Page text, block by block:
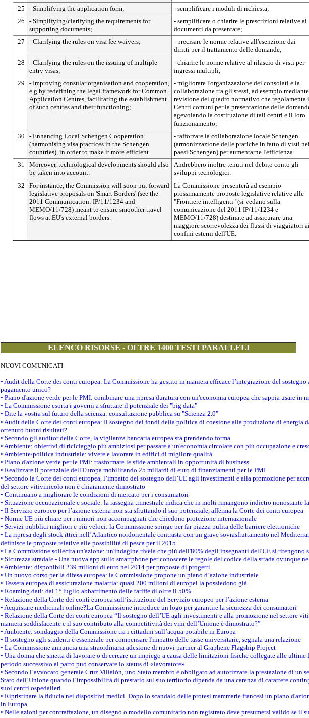
25
- Simplifying the application form;
- semplificare i moduli di richiesta;
26
- Simplifying/clarifying the requirements for
supporting documents;
- semplificare o chiarire le prescrizioni relative ai
documenti da presentare;
27
- Clarifying the rules on visa fee waivers;
- precisare le norme relative all'esenzione dai
diritti per il trattamento delle domande;
28
- Clarifying the rules on the issuing of multiple
entry visas;
- chiarire le norme relative al rilascio di visti per
ingressi multipli;
29
- Improving consular organisation and cooperation,
e.g.by redefining the legal framework for Common
Application Centres, facilitating the establishment
of such centres and their functioning;
- migliorare l'organizzazione dei consolati e la
collaborazione tra gli stessi, ad esempio mediante
revisione del quadro normativo che regolamenta i
Centri comuni per la presentazione delle
agevolando la costituzione di tali centri e il loro
funzionamento;
30
- Enhancing Local Schengen Cooperation
(harmonising visa practices in the Schengen
countries), in order to make it more efficient.
- rafforzare la collaborazione locale Schengen
(armonizzazione delle pratiche in fatto di visti
paesi Schengen) per aumentarne l'efficienza.
31
Moreover, technological developments should also
be taken into account.
Andrebbero inoltre tenuti nel debito conto gli
sviluppi tecnologici.
32
For instance, the Commission will soon put forward
legislative proposals on 'Smart Borders' (see the
2011 Communication: IP/11/1234 and
MEMO/11/728) meant to ensure smoother travel
flows at EU's external borders.
La Commissione presenterà ad esempio
prossimamente proposte legislative relative alle
"Frontiere intelligenti" (si vedano sulla
comunicazione del 2011 IP/11/1234 e
MEMO/11/728) destinate ad assicurare una
maggiore scorrevolezza dei flussi di viaggiatori
confini esterni dell'UE.
ELENCO RISORSE - OLTRE 1400 TESTI PARALLELI
NUOVI COMUNICATI
• Audit della Corte dei conti europea: La Commissione ha gestito in maniera efficace l’integrazione del
pagamento unico?
• Piano d'azione verde per le PMI: combinare una ripresa duratura con un'economia europea che sappia usare in
• La Commissione esorta i governi a sfruttare il potenziale dei "big data"
• Dite la vostra sul futuro della scienza: consultazione pubblica su "Scienza 2.0"
• Audit della Corte dei conti europea: Il sostegno dei fondi della politica di coesione alla produzione di energia
ottenuto buoni risultati?
• Secondo gli auditor della Corte, la vigilanza bancaria europea sta prendendo forma
• Ambiente: obiettivi di riciclaggio più ambiziosi per passare a un'economia circolare con più occupazione e
• Ambiente/politica industriale: vivere e lavorare in edifici di migliore qualità
• Piano d'azione verde per le PMI: trasformare le sfide ambientali in opportunità di business
• Realizzare il potenziale dell'Europa mobilitando 25 miliardi di euro di finanziamenti per le PMI
• Secondo la Corte dei conti europea, l’impatto del sostegno dell’UE agli investimenti e alla promozione per
del settore vitivinicolo non è chiaramente dimostrato
• Continuano a migliorare le condizioni di mercato per i consumatori
• Situazione occupazionale e sociale: la rassegna trimestrale indica che in molti rimangono indietro nonostante
• Il Servizio europeo per l’azione esterna non sta sfruttando il suo potenziale, afferma la Corte dei conti europea
• Norme UE più chiare per i minori non accompagnati che chiedono protezione internazionale
• Servizi pubblici migliori e più veloci: la Commissione spinge per far piazza pulita delle barriere elettroniche
• La ripresa degli stock ittici nell’Atlantico nordorientale contrasta con un grave sovrasfruttamento nel
definisce le proposte relative alle possibilità di pesca per il 2015
• La Commissione sollecita un'azione: un'indagine rivela che più dell'80% degli insegnanti dell'UE si ritengono
• Sicurezza stradale - Una nuova app sullo smartphone per conoscere le regole del codice della strada ovunque
• Ambiente: disponibili 239 milioni di euro nel 2014 per proposte di progetti
• Un nuovo corso per la difesa europea: la Commissione propone un piano d’azione industriale
• Tessera europea di assicurazione malattia: quasi 200 milioni di europei la possiedono già
• Roaming dati: dal 1° luglio abbattimento delle tariffe di oltre il 50%
• Relazione della Corte dei conti europea sull’istituzione del Servizio europeo per l’azione esterna
• Acquistare medicinali online?La Commissione introduce un logo per garantire la sicurezza dei consumatori
• Relazione della Corte dei conti europea “Il sostegno dell’UE agli investimenti e alla promozione nel settore
maniera soddisfacente e il suo contributo alla competitività dei vini dell’Unione è dimostrato?”
• Ambiente: sondaggio della Commissione tra i cittadini sull’acqua potabile in Europa
• Il sostegno agli studenti è essenziale per compensare l'impatto delle tasse universitarie, segnala una relazione
• La Commissione annuncia una straordinaria adesione di nuovi partner al Graphene Flagship Project
• Una donna che smetta di lavorare o di cercare un impiego a causa delle limitazioni fisiche collegate alle ultime
periodo successivo al parto può conservare lo status di «lavoratore»
• Secondo l’avvocato generale Cruz Villalón, uno Stato membro è obbligato ad autorizzare la prestazione di un
Stato dell’Unione quando l’impossibilità di prestarlo sul suo territorio dipenda da una carenza di carattere
suoi centri ospedalieri
• Ripristinare la fiducia nei dispositivi medici. Dopo lo scandalo delle protesi mammarie francesi un piano
in Europa
• Nelle azioni per contraffazione, un disegno o modello comunitario non registrato deve presumersi valido se il